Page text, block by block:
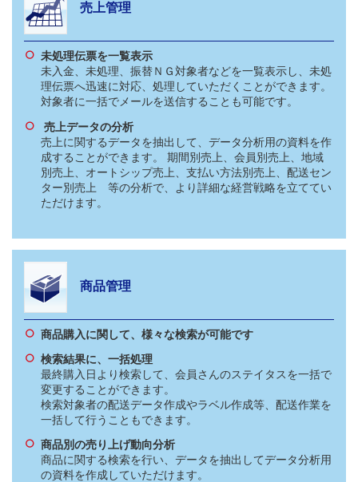
売上管理
未処理伝票を一覧表示
未入金、未処理、振替ＮＧ対象者などを一覧表示し、未処
理伝票へ迅速に対応、処理していただくことができます。
対象者に一括でメールを送信することも可能です。
売上データの分析
売上に関するデータを抽出して、データ分析用の資料を作
成することができます。 期間別売上、会員別売上、地域
別売上、オートシップ売上、支払い方法別売上、配送セン
ター別売上 等の分析で、より詳細な経営戦略を立ててい
ただけます。
商品管理
商品購入に関して、様々な検索が可能です
検索結果に、一括処理
最終購入日より検索して、会員さんのステイタスを一括で
変更することができます。
検索対象者の配送データ作成やラベル作成等、配送作業を
一括して行うこともできます。
商品別の売り上げ動向分析
商品に関する検索を行い、データを抽出してデータ分析用
の資料を作成していただけます。